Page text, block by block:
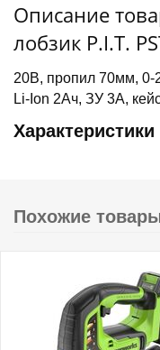
Описание
лобзик P.I.T.
Ач, ЗУ 3А, кейс
20В, пропил 70мм, 0-
Li-Ion 2Ач, ЗУ 3А,
Характеристики
Похожие